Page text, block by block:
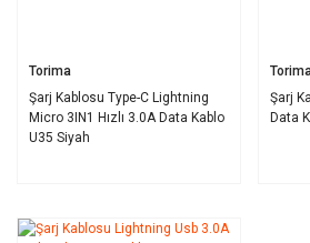
Torima
Şarj Kablosu Type-C Lightning
Micro 3IN1 Hızlı 3.0A Data Kablo
U35 Siyah
Şarj
Data